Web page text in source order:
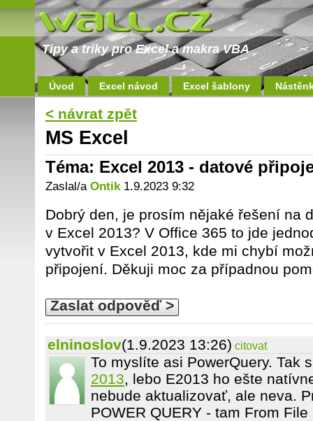
Tipy a triky pro Excel a makra VBA
Úvod Excel návod Excel šablony
< návrat zpět
MS Excel
Téma: Excel 2013 - datové
Zaslal/a Ontik1.9.2023 9:32
Dobrý den, je prosím nějaké řešení na
v Excel 2013? V Office 365 to jde
vytvořit v Excel 2013, kde mi chybí
připojení. Děkuji moc za případnou
Zaslat odpověď >
elninoslov(1.9.2023 13:26) citovat
To myslíte asi PowerQuery. Tak
2013, lebo E2013 ho ešte
nebude aktualizovať, ale neva.
POWER QUERY - tam From